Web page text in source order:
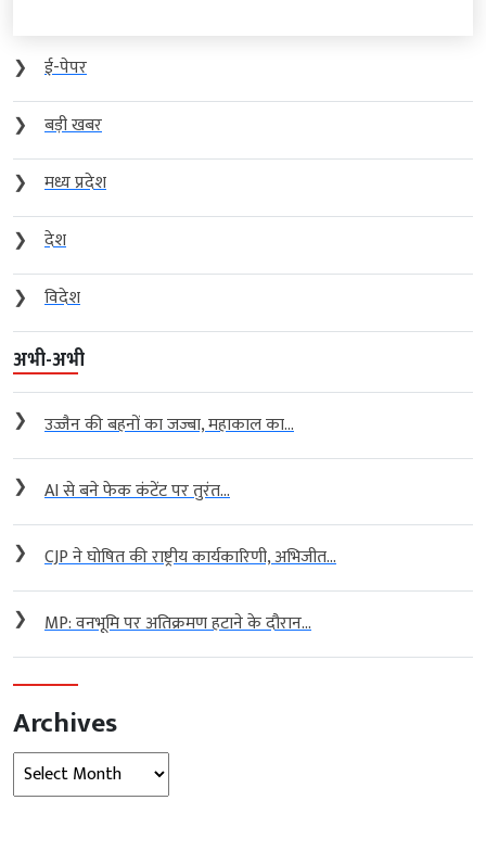
❯
ई-पेपर
❯
बड़ी खबर
❯
मध्य प्रदेश
❯
देश
❯
विदेश
अभी-अभी
❯ उज्जैन की बहनों का जज्बा, महाकाल का...
❯ AI से बने फेक कंटेंट पर तुरंत...
❯ CJP ने घोषित की राष्ट्रीय कार्यकारिणी, अभिजीत...
❯ MP: वनभूमि पर अतिक्रमण हटाने के दौरान...
Archives
Archives